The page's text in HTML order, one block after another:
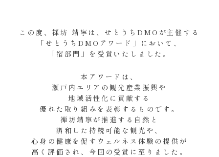
この度、禅坊 靖寧は、せとうちDMOが主催する
「せとうちDMOアワード」において、
「宿部門」を受賞いたしました。
本アワードは、
瀬戸内エリアの観光産業振興や
地域活性化に貢献する
優れた取り組みを表彰するものです。
禅坊靖寧が推進する自然と
調和した持続可能な観光や、
心身の健康を促すウェルネス体験の提供が
高く評価され、今回の受賞に至りました。